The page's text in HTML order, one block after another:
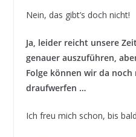
Nein, das gibt’s doch nicht!
Ja, leider reicht unsere
genauer auszuführen,
Folge können wir da noch
draufwerfen …
Ich freu mich schon, bis